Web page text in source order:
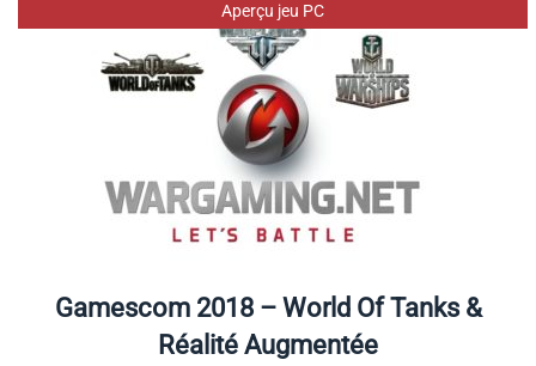
Aperçu jeu PC
Gamescom 2018 – World Of Tanks &
Réalité Augmentée